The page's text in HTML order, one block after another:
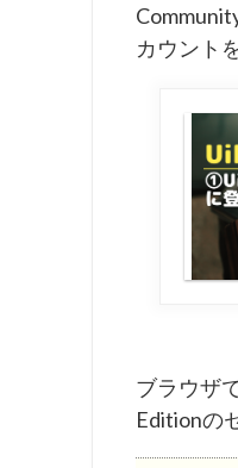
カウント
ブラウザで
Editionの